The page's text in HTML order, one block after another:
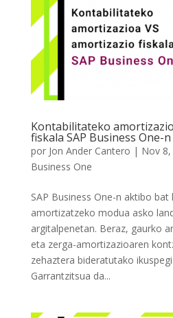
Kontabilitateko
fiskala SAP Business One-n
por Jon Ander Cantero | Nov 8,
Business One
SAP Business One-n aktibo
amortizatzeko modua asko
argitalpenetan. Beraz, gaurko
eta zerga-amortizazioaren
zehaztera bideratutako
Garrantzitsua da...